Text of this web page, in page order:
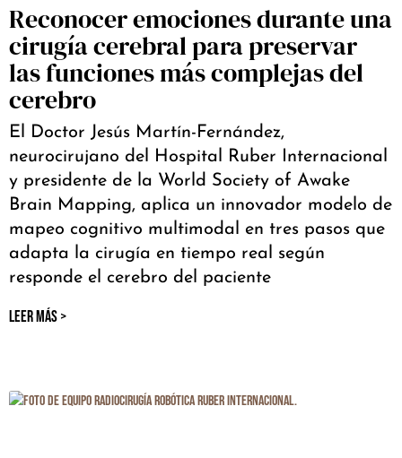
Reconocer emociones durante una
cirugía cerebral para preservar
las funciones más complejas del
cerebro
El Doctor Jesús Martín-Fernández,
neurocirujano del Hospital Ruber Internacional
y presidente de la World Society of Awake
Brain Mapping, aplica un innovador modelo de
mapeo cognitivo multimodal en tres pasos que
adapta la cirugía en tiempo real según
responde el cerebro del paciente
LEER MÁS >